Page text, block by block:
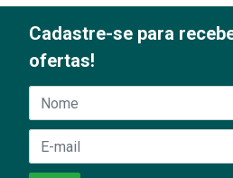
Cadastre-se para
ofertas!